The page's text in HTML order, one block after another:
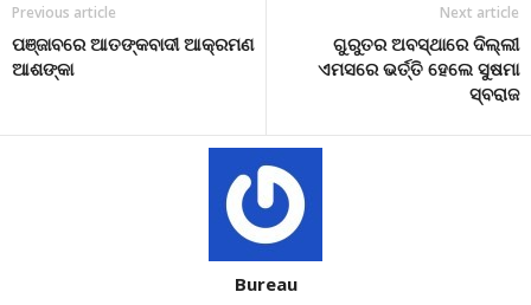
Previous article
ପଞ୍ଜାବରେ ଆତଙ୍କବାଦୀ ଆକ୍ରମଣ
ଆଶଙ୍କା
Next article
ଗୁରୁତର ଅବସ୍ଥାରେ ଦିଲ୍ଲୀ
ଏମସରେ ଭର୍ତ୍ତି ହେଲେ ସୁଷମା
ସ୍ବରାଜ
Bureau